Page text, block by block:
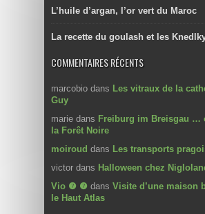
L’huile d’argan, l’or vert du Maroc
La recette du goulash et les
COMMENTAIRES RÉCENTS
marcobio dans Les vitraux de la
Guy
marie dans Freiburg im Breisgau …
la Forêt Noire
moiroud dans Les transports
victor dans Halloween chez
Vio ❼ ❼ dans Visite d’une maison
le Haut Atlas